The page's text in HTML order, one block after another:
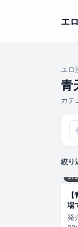
エ
エロ
青
カテ
絞り
場
を
発